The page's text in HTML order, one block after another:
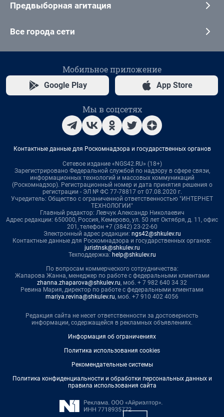
Предвыборная агитация
Все города сети
Мобильное приложение
Google Play App Store
Мы в соцсетях
Контактные данные для Роскомнадзора и государственных органов
Сетевое издание «NGS42.RU» (18+)
Зарегистрировано Федеральной службой по надзору в сфере связи,
информационных технологий и массовых коммуникаций
(Роскомнадзор). Регистрационный номер и дата принятия решения о
регистрации - ЭЛ № ФС 77-78817 от 07.08.2020 г.
Учредитель: Общество с ограниченной ответственностью "ИНТЕРНЕТ
ТЕХНОЛОГИИ"
Главный редактор: Левчук Александр Николаевич
Адрес редакции: 650000, Россия, Кемерово, ул. 50 лет Октября, д. 11, офис
201, телефон +7 (3842) 23-22-60
Электронный адрес редакции: ngs42@shkulev.ru
Контактные данные для Роскомнадзора и государственных органов:
juristnsk@shkulev.ru
Техподдержка: help@shkulev.ru
По вопросам коммерческого сотрудничества:
Жапарова Жанна, менеджер по работе с федеральными клиентами
zhanna.zhaparova@shkulev.ru, моб. + 7 982 640 34 32
Ревина Мария, директор по работе с федеральными клиентами
mariya.revina@shkulev.ru, моб. +7 910 402 4056
Редакция сайта не несет ответственности за достоверность
информации, содержащейся в рекламных объявлениях.
Информация об ограничениях
Политика использования cookies
Рекомендательные системы
Политика конфиденциальности и обработки персональных данных и
правила использования сайта